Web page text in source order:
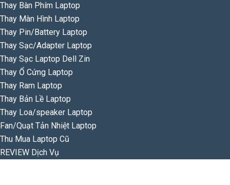
Thay Bàn Phím Laptop
Thay Màn Hình Laptop
Thay Pin/Battery Laptop
Thay Sạc/Adapter Laptop
Thay Sạc Laptop Dell Zin
Thay Ổ Cứng Laptop
Thay Ram Laptop
Thay Bản Lề Laptop
Thay Loa/speaker Laptop
Fan/Quạt Tản Nhiệt Laptop
Thu Mua Laptop Cũ
REVIEW Dịch Vụ